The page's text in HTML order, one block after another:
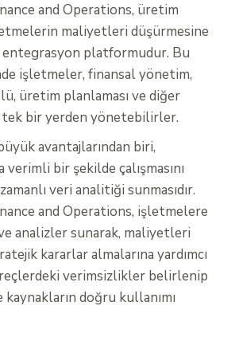
and Operations, üretim
maliyetleri düşürmesine
entegrasyon platformudur. Bu
işletmeler, finansal yönetim,
üretim planlaması ve diğer
bir yerden yönetebilirler.
avantajlarından biri,
bir şekilde çalışmasını
veri analitiği sunmasıdır.
and Operations, işletmelere
analizler sunarak, maliyetleri
kararlar almalarına yardımcı
verimsizlikler belirlenip
doğru kullanımı